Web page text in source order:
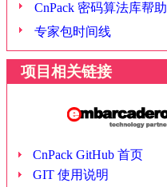
CnPack 密码算法库帮助
专家包时间线
项目相关链接
CnPack GitHub 首页
GIT 使用说明